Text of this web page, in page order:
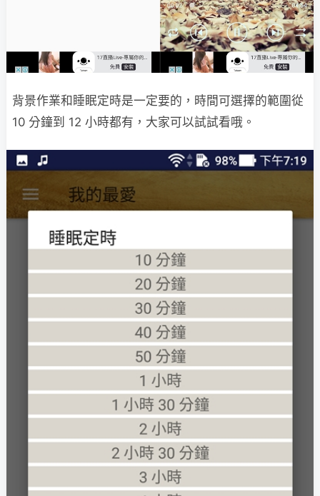
背景作業和睡眠定時是一定要的，時間可選擇的範圍從
10 分鐘到 12 小時都有，大家可以試試看哦。